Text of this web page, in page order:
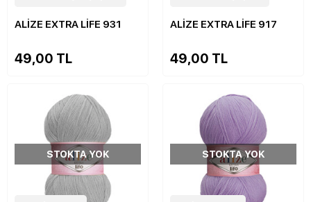
ALİZE EXTRA LİFE 931
49,00 TL
ALİZE EXTRA LİFE 917
49,00 TL
STOKTA YOK STOKTA YOK